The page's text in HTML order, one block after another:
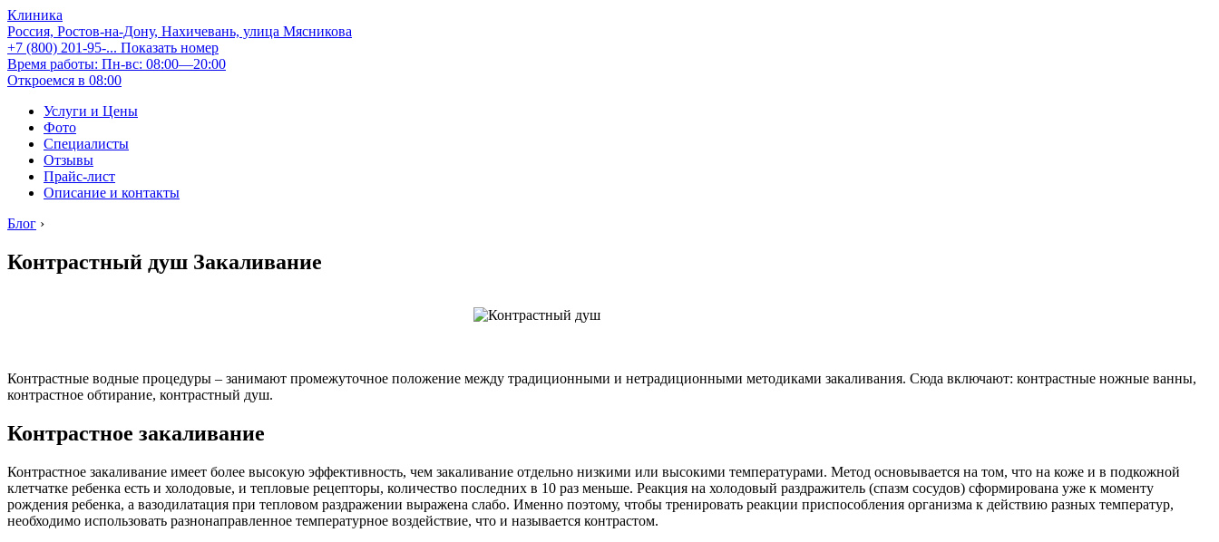
Клиника
Россия, Ростов-на-Дону, Нахичевань, улица Мясникова
+7 (800) 201-95-... Показать номер
Время работы: Пн-вс: 08:00—20:00
Откроемся в 08:00
Услуги и Цены
Фото
Специалисты
Отзывы
Прайс-лист
Описание и контакты
Блог ›
Контрастный душ Закаливание
Контрастные водные процедуры – занимают промежуточное положение между традиционными и нетрадиционными методиками закаливания. Сюда включают: контрастные ножные ванны,
контрастное обтирание, контрастный душ.
Контрастное закаливание
Контрастное закаливание имеет более высокую эффективность, чем закаливание отдельно низкими или высокими температурами. Метод основывается на том, что на коже и в подкожной
клетчатке ребенка есть и холодовые, и тепловые рецепторы, количество последних в 10 раз меньше. Реакция на холодовый раздражитель (спазм сосудов) сформирована уже к моменту
рождения ребенка, а вазодилатация при тепловом раздражении выражена слабо. Именно поэтому, чтобы тренировать реакции приспособления организма к действию разных температур,
необходимо использовать разнонаправленное температурное воздействие, что и называется контрастом.